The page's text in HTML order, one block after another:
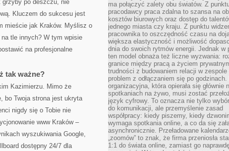
TWOJEJ
FIRMY
po deszczu, nie
Kluczem do sukcesu jest
mieście jak Kraków. Myślisz o
tle innych? W tym wpisie
na profesjonalne
tak ważne?
Kazimierzu. Mimo że
bo Twoja strona jest ukryta
nigdy się o Tobie nie
www Kraków –
wyszukiwania Google,
dostępny 24/7 dla
ma połączyć zalety obu światów. Z
pracodawcy praca zdalna to szansa na
kosztów biurowych oraz dostęp do
jednego miasta czy kraju. Z punktu
pracownika to oszczędność czasu na
większa elastyczność i możliwość
dnia do swoich rytmów energii. Jednak w
ten model obnaża też liczne wyzwania:
granice między pracą a życiem
trudności z budowaniem relacji w
problem z odłączaniem się po godzinach.
organizacyjna, która opierała się głównie
spotkaniach na żywo, musi zostać
język cyfrowy. To oznacza nie tylko
do komunikacji, ale przemyślenie zasad
współpracy: kiedy piszemy, kiedy
wymaga spotkania online, a co da się
asynchronicznie. Przeładowane
„zoomów” to znak, że firma przeniosła
1:1 do świata online, zamiast go